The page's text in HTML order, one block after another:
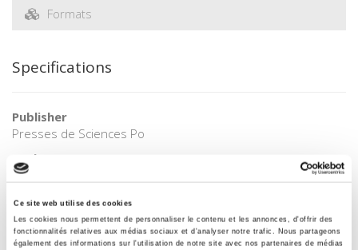
Ce site web utilise des cookies
Les cookies nous permettent de personnaliser le contenu et les annonces, d'offrir des
fonctionnalités relatives aux médias sociaux et d'analyser notre trafic. Nous partageons
également des informations sur l'utilisation de notre site avec nos partenaires de médias
Formats
Specifications
Publisher
Presses de Sciences Po
Author
Journal
20 & 21. Revue d'histoire
ISSN
02941759